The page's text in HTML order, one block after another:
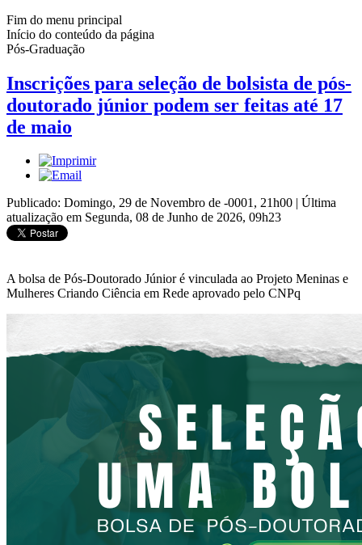
Fim do menu principal
Início do conteúdo da página
Pós-Graduação
Inscrições para seleção de bolsista de pós-
doutorado júnior podem ser feitas até 17
de maio
Publicado: Domingo, 29 de Novembro de -0001, 21h00 | Última
atualização em Segunda, 08 de Junho de 2026, 09h23
A bolsa de Pós-Doutorado Júnior é vinculada ao Projeto Meninas e
Mulheres Criando Ciência em Rede aprovado pelo CNPq